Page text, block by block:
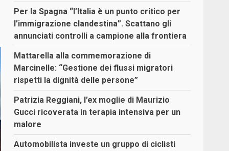
Per la Spagna “l’Italia è un punto critico per
l’immigrazione clandestina”. Scattano gli
annunciati controlli a campione alla frontiera
Mattarella alla commemorazione di
Marcinelle: “Gestione dei flussi migratori
rispetti la dignità delle persone”
Patrizia Reggiani, l’ex moglie di Maurizio
Gucci ricoverata in terapia intensiva per un
malore
Automobilista investe un gruppo di ciclisti